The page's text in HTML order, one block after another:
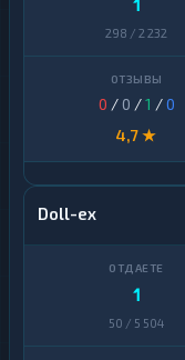
1
298 / 2 232
0 / 0 /1 /0
4,7 ★
Doll-ex
1
50 / 5 504